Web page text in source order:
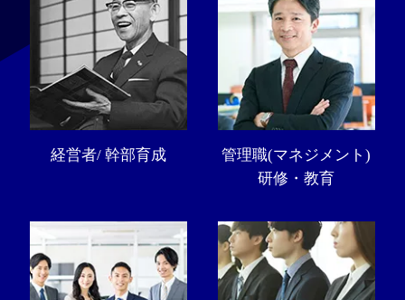
経営者/ 幹部育成
管理職(マネジメント)
研修・教育